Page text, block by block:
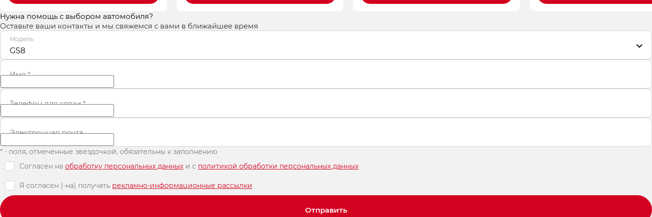
Нужна помощь с выбором автомобиля?
Оставьте ваши контакты и мы свяжемся с вами в ближайшее время
Модель
GS8
Имя*
Телефон для связи*
Электронная почта
* - поля, отмеченные звездочкой, обязательны к заполнению
Согласен на обработку персональных данных и c политикой обработки персональных данных
Я согласен (-на) получать рекламно-информационные рассылки
Отправить